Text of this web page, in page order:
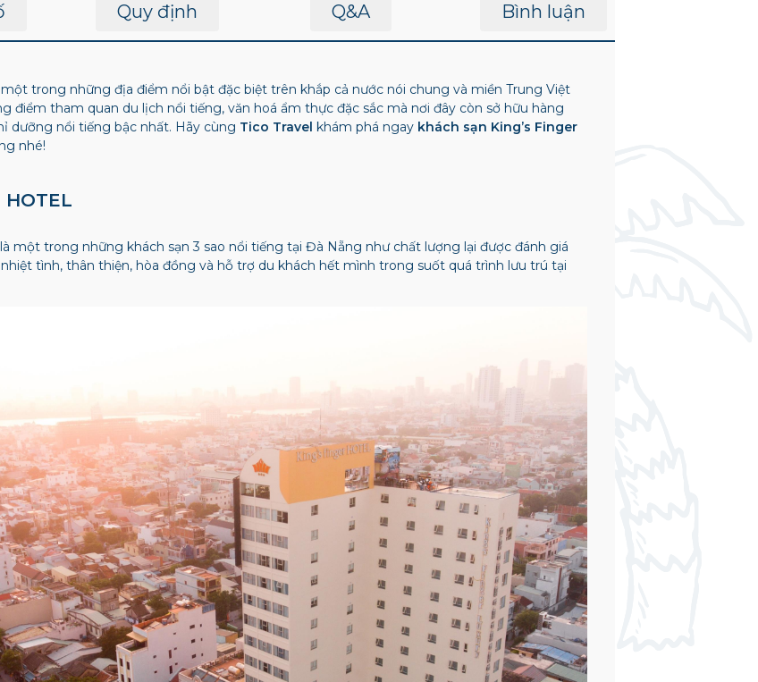
Quy định Q&A Bình luận
trong những địa điểm nổi bật đặc biệt trên khắp cả nước nói chung và miền Trung Việt
điểm tham quan du lịch nổi tiếng, văn hoá ẩm thực đặc sắc mà nơi đây còn sở hữu hàng
dưỡng nổi tiếng bậc nhất. Hãy cùng Tico Travel khám phá ngay khách sạn King’s Finger
nhé!
HOTEL
một trong những khách sạn 3 sao nổi tiếng tại Đà Nẵng như chất lượng lại được đánh giá
tình, thân thiện, hòa đồng và hỗ trợ du khách hết mình trong suốt quá trình lưu trú tại